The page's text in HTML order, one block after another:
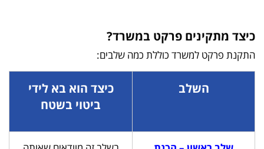
כיצד מתקינים פרקט במשרד?
התקנת פרקט למשרד כוללת כמה שלבים:
השלב
כיצד הוא בא לידי
ביטוי בשטח